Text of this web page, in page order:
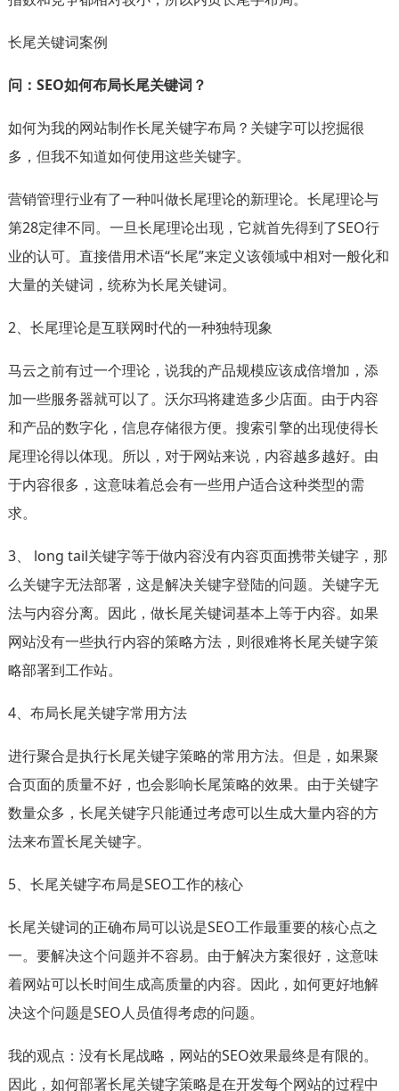
长尾关键词案例
问：SEO如何布局长尾关键词？
如何为我的网站制作长尾关键字布局？关键字可以挖掘很
多，但我不知道如何使用这些关键字。
营销管理行业有了一种叫做长尾理论的新理论。长尾理论与
第28定律不同。一旦长尾理论出现，它就首先得到了SEO行
业的认可。直接借用术语“长尾”来定义该领域中相对一般化和
大量的关键词，统称为长尾关键词。
2、长尾理论是互联网时代的一种独特现象
马云之前有过一个理论，说我的产品规模应该成倍增加，添
加一些服务器就可以了。沃尔玛将建造多少店面。由于内容
和产品的数字化，信息存储很方便。搜索引擎的出现使得长
尾理论得以体现。所以，对于网站来说，内容越多越好。由
于内容很多，这意味着总会有一些用户适合这种类型的需
求。
3、 long tail关键字等于做内容没有内容页面携带关键字，那
么关键字无法部署，这是解决关键字登陆的问题。关键字无
法与内容分离。因此，做长尾关键词基本上等于内容。如果
网站没有一些执行内容的策略方法，则很难将长尾关键字策
略部署到工作站。
4、布局长尾关键字常用方法
进行聚合是执行长尾关键字策略的常用方法。但是，如果聚
合页面的质量不好，也会影响长尾策略的效果。由于关键字
数量众多，长尾关键字只能通过考虑可以生成大量内容的方
法来布置长尾关键字。
5、长尾关键字布局是SEO工作的核心
长尾关键词的正确布局可以说是SEO工作最重要的核心点之
一。要解决这个问题并不容易。由于解决方案很好，这意味
着网站可以长时间生成高质量的内容。因此，如何更好地解
决这个问题是SEO人员值得考虑的问题。
我的观点：没有长尾战略，网站的SEO效果最终是有限的。
因此，如何部署长尾关键字策略是在开发每个网站的过程中